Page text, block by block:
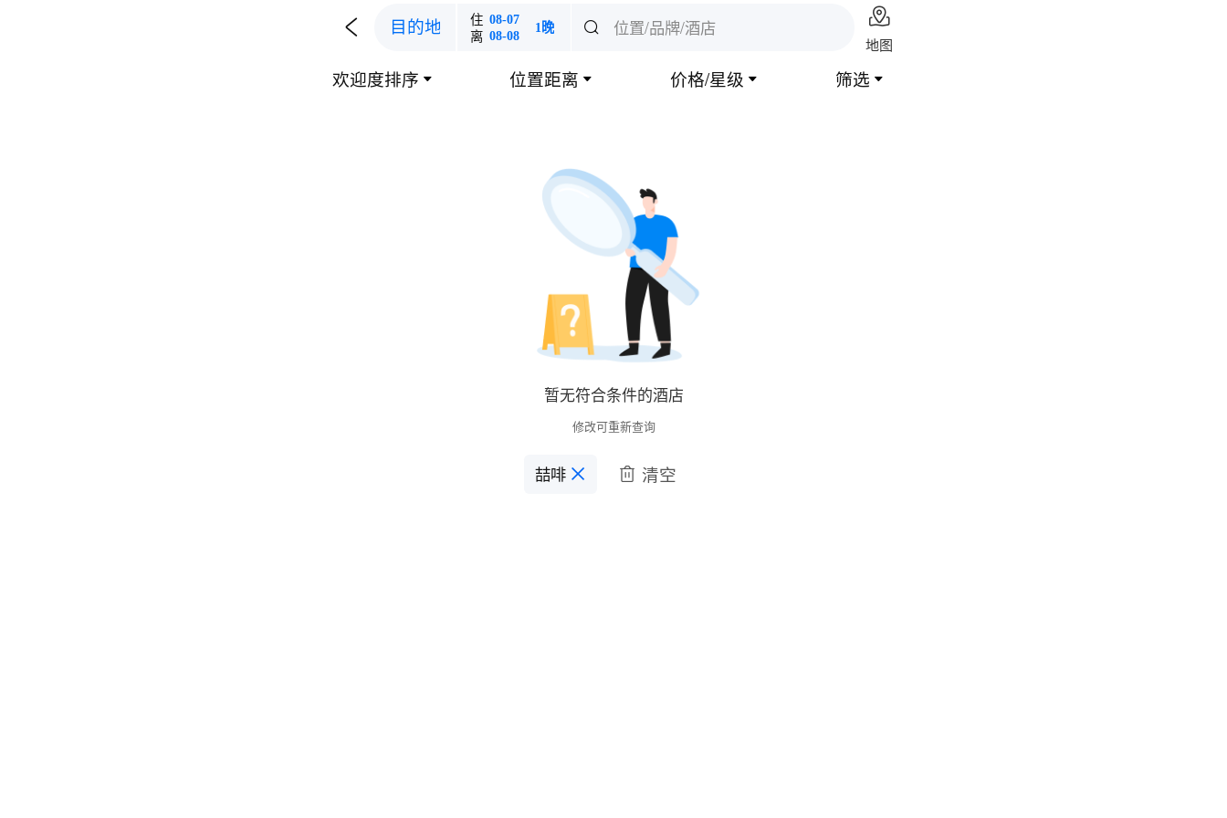
 目的地 住 08-07
离 08-08
1晚  位置/品牌/酒店 
地图
欢迎度排序  位置距离  价格/星级  筛选 
暂无符合条件的酒店
修改可重新查询
喆啡 󱋣  清空